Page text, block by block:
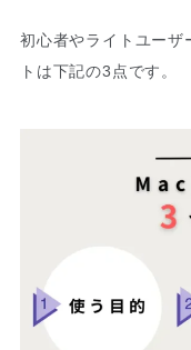
初心者やライトユー
トは下記の3点です。